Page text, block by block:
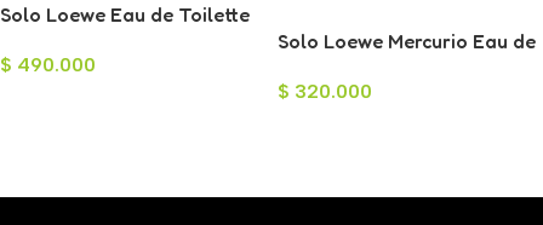
Solo Loewe Eau de Toilette
$ 490.000
Solo Loewe Mercurio Eau de
$ 320.000